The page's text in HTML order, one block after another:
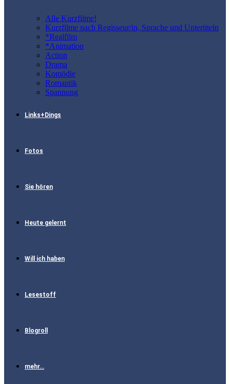
Alle Kurzfilme!
Kurzfilme nach Regisseur/in, Sprache und Untertiteln
*Realfilm
*Animation
Action
Drama
Komödie
Romantik
Spannung
Links+Dings
Fotos
Sie hören
Heute gelernt
Will ich haben
Lesestoff
Blogroll
mehr…